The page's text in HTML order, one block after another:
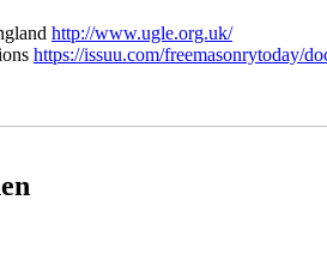
http://www.ugle.org.uk/
https://issuu.com/freemasonrytoday/